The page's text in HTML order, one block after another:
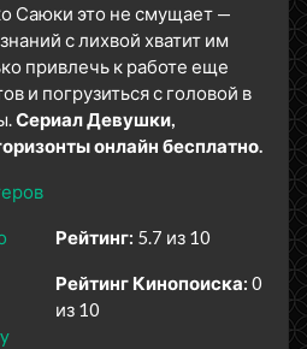
Саюки это не смущает —
с лихвой хватит им
привлечь к работе еще
и погрузиться с головой в
Сериал Девушки,
онлайн бесплатно.
Рейтинг: 5.7 из 10
Рейтинг Кинопоиска: 0
из 10